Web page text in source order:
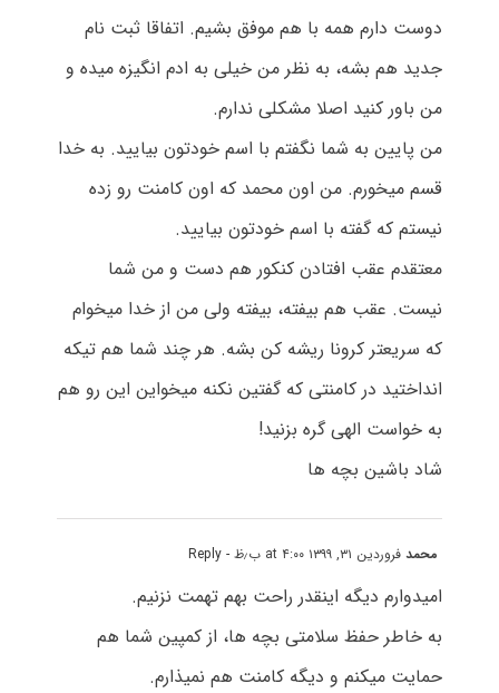
دوست دارم همه با هم موفق بشیم. اتفاقا ثبت نام
جدید هم بشه، به نظر من خیلی به ادم انگیزه میده و
من باور کنید اصلا مشکلی ندارم.
من پایین به شما نگفتم با اسم خودتون بیایید. به خدا
قسم میخورم. من اون محمد که اون کامنت رو زده
نیستم که گفته با اسم خودتون بیایید.
معتقدم عقب افتادن کنکور هم دست و من شما
نیست. عقب هم بیفته، بیفته ولی من از خدا میخوام
که سریعتر کرونا ریشه کن بشه. هر چند شما هم تیکه
انداختید در کامنتی که گفتین نکنه میخواین این رو هم
به خواست الهی گره بزنید!
شاد باشین بچه ها
محمدفروردین ۳۱, ۱۳۹۹ at ۴:۰۰ ب٫ظ - Reply
امیدوارم دیگه اینقدر راحت بهم تهمت نزنیم.
به خاطر حفظ سلامتی بچه ها، از کمپین شما هم
حمایت میکنم و دیگه کامنت هم نمیذارم.